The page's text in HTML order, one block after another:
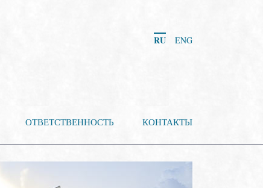
RU ENG
ОТВЕТСТВЕННОСТЬ КОНТАКТЫ